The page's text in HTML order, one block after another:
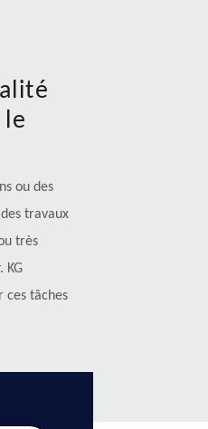
le
ou des
travaux
très
KG
ces tâches